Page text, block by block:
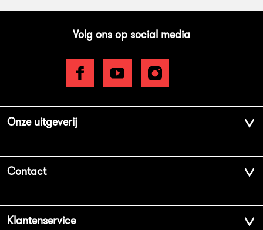
Volg ons op social media
Onze uitgeverij
Aanbiedingsbrochures
Contact
Klantenservice